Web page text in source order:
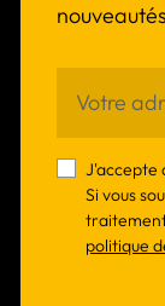
J'accepte
Si vous
politique